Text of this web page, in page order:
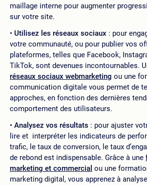
maillage interne pour augmenter
sur votre site.
Utilisez les réseaux sociaux : pour
votre communauté, ou pour publier vos
plateformes, telles que Facebook,
TikTok, sont devenues incontournables.
réseaux sociaux webmarketing ou une
communication digitale vous permet de
approches, en fonction des dernières
comportement des utilisateurs.
Analysez vos résultats : pour ajuster
lire et interpréter les indicateurs de
trafic, le taux de conversion, le taux
de rebond est indispensable. Grâce à une
marketing et commercial ou une
marketing digital, vous apprenez à